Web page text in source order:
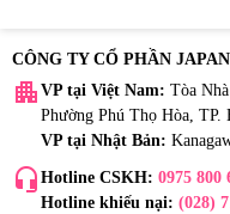
CÔNG TY CỔ PHẦN
apartment VP tại Việt Nam: Tòa
Phường Phú Thọ Hòa, TP.
VP tại Nhật Bản:
headset_mic Hotline CSKH: 0975 800
Hotline khiếu nại: (028)